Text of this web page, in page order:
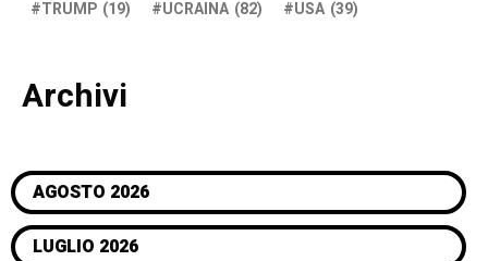
TRUMP (19) UCRAINA (82) USA (39)
Archivi
AGOSTO 2026
LUGLIO 2026